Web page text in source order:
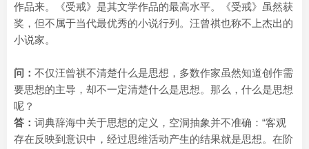
作品来。《受戒》是其文学作品的最高水平。《受戒》虽然获
奖，但不属于当代最优秀的小说行列。汪曾祺也称不上杰出的
小说家。
问： 不仅汪曾祺不清楚什么是思想，多数作家虽然知道创作需
要思想的主导，却不一定清楚什么是思想。那么，什么是思想
呢？
答： 词典辞海中关于思想的定义，空洞抽象并不准确：“客观
存在反映到意识中，经过思维活动产生的结果就是思想。在阶